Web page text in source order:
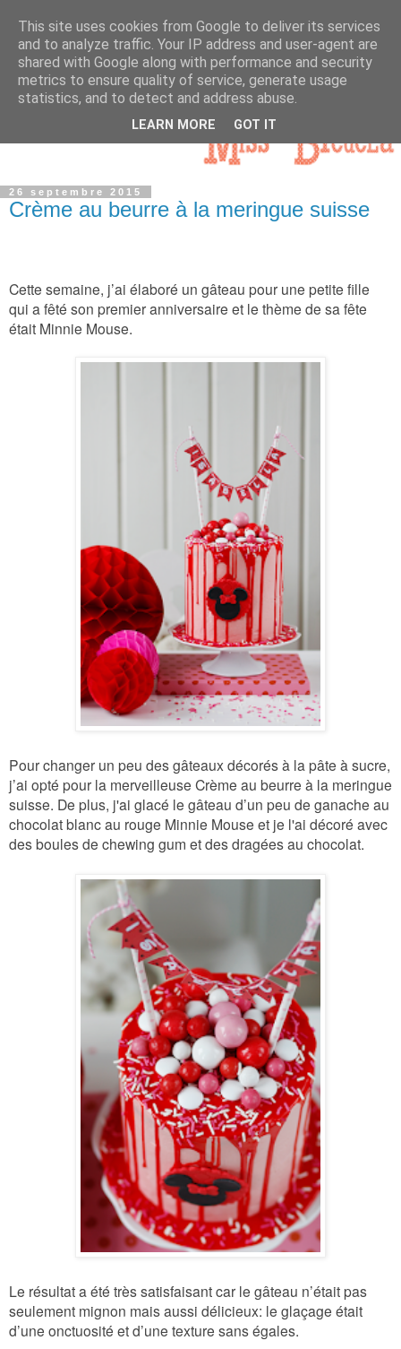
26 septembre 2015
Crème au beurre à la meringue suisse
Cette semaine, j’ai élaboré un gâteau pour une petite fille
qui a fêté son premier anniversaire et le thème de sa fête
était Minnie Mouse.
Pour changer un peu des gâteaux décorés à la pâte à sucre,
j’ai opté pour la merveilleuse Crème au beurre à la meringue
suisse. De plus, j'ai glacé le gâteau d’un peu de ganache au
chocolat blanc au rouge Minnie Mouse et je l'ai décoré avec
des boules de chewing gum et des dragées au chocolat.
Le résultat a été très satisfaisant car le gâteau n’était pas
seulement mignon mais aussi délicieux: le glaçage était
d’une onctuosité et d’une texture sans égales.
This site uses cookies from Google to deliver its services
and to analyze traffic. Your IP address and user-agent are
shared with Google along with performance and security
metrics to ensure quality of service, generate usage
statistics, and to detect and address abuse.
LEARN MORE GOT IT